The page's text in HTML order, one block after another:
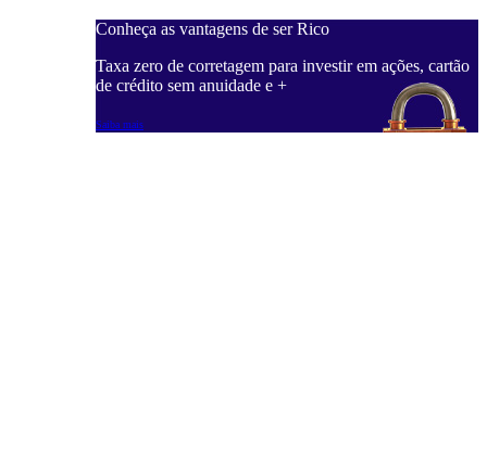
Conheça as vantagens de ser Rico
Taxa zero de corretagem para investir em ações, cartão
de crédito sem anuidade e +
Saiba mais